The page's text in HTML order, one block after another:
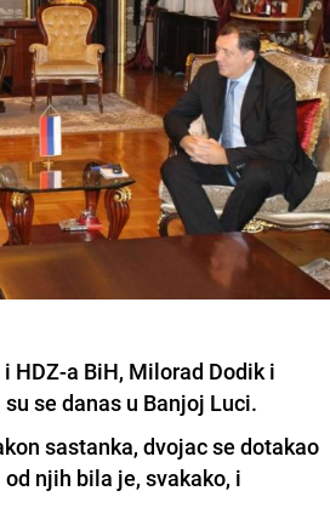
HDZ-a BiH, Milorad Dodik i
se danas u Banjoj Luci.
sastanka, dvojac se dotakao
njih bila je, svakako, i